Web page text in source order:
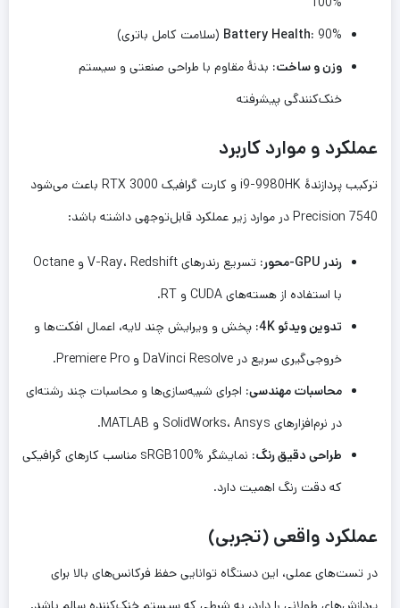
Battery Health: 90% (سلامت کامل باتری)
وزن و ساخت: بدنهٔ مقاوم با طراحی صنعتی و سیستم
خنک‌کنندگی پیشرفته
عملکرد و موارد کاربرد
ترکیب پردازندهٔ i9-9980HK و کارت گرافیک RTX 3000 باعث می‌شود
Precision 7540 در موارد زیر عملکرد قابل‌توجهی داشته باشد:
رندر GPU-محور:
تسریع رندرهای V-Ray، Redshift و Octane
با استفاده از هسته‌های CUDA و RT.
تدوین ویدئو 4K:
پخش و ویرایش چند لایه، اعمال افکت‌ها و
خروجی‌گیری سریع در DaVinci Resolve و Premiere Pro.
محاسبات مهندسی: اجرای شبیه‌سازی‌ها و محاسبات چند رشته‌ای
در نرم‌افزارهای SolidWorks، Ansys و MATLAB.
طراحی دقیق رنگ:
نمایشگر sRGB100% مناسب کارهای گرافیکی
که دقت رنگ اهمیت دارد.
عملکرد واقعی (تجربی)
در تست‌های عملی، این دستگاه توانایی حفظ فرکانس‌های بالا برای